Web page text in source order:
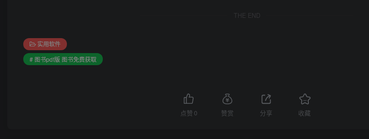
THE END
实用软件
# 图书pdf版 图书免费获取
点赞 0 赞赏 分享 收藏